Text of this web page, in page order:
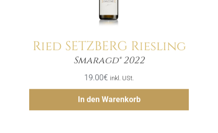
Ried SETZBERG Riesling
Smaragd® 2022
19.00€ inkl. USt.
In den Warenkorb
Menge
Hinzufügen